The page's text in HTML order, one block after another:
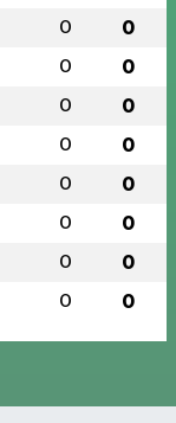
0 0
0 0
0 0
0 0
0 0
0 0
0 0
0 0